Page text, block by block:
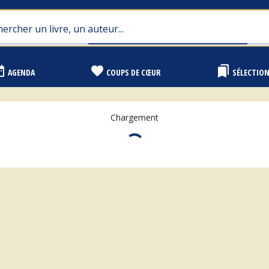
AGENDA favorite COUPS DE CŒUR bookmarks
Chargement